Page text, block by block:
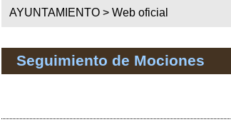
AYUNTAMIENTO > Web oficial
Seguimiento de Mociones